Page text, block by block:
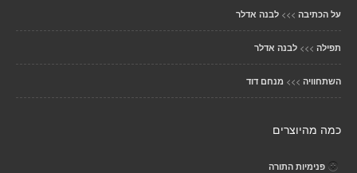
על הכתיבה >>> לבנה אדלר
תפילה >>> לבנה אדלר
השתחוויה >>> מנחם דוד
כמה מהיוצרים
פנימיות התורה